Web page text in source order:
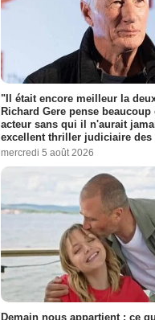
"Il était encore meilleur la
Richard Gere pense beaucoup
acteur sans qui il n'aurait
excellent thriller judiciaire des
mercredi 5 août 2026
Demain nous appartient : ce